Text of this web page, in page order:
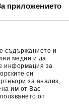
приложението
съдържанието и
медии и да
информация за
си
за анализ,
им от Вас
от
мотор
мотор
мотор
за мотор
за мотор